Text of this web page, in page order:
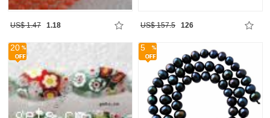
US$ 1.47 1.18 US$ 157.5 126
20 5